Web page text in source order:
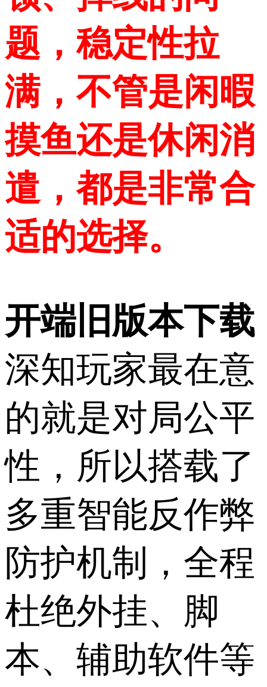
题，稳定性拉
满，不管是闲暇
摸鱼还是休闲消
遣，都是非常合
适的选择。
开端旧版本下载
深知玩家最在意
的就是对局公平
性，所以搭载了
多重智能反作弊
防护机制，全程
杜绝外挂、脚
本、辅助软件等